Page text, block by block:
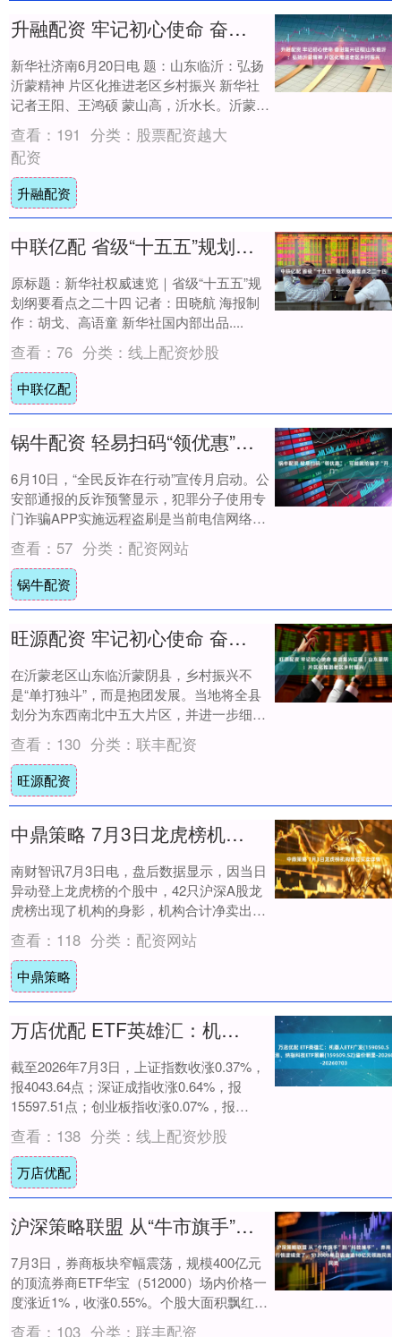
升融配资 牢记初心使命 奋进复兴征程|山东临沂：弘扬沂蒙精神 片区化推进老区乡村振兴
新华社济南6月20日电 题：山东临沂：弘扬
沂蒙精神 片区化推进老区乡村振兴 新华社
记者王阳、王鸿硕 蒙山高，沂水长。沂蒙革
命老区是一片红色热土，革命战争年代，
曾....
查看： 191 分类： 股票配资越大
配资
升融配资
中联亿配 省级“十五五”规划纲要看点之二十四
原标题：新华社权威速览｜省级“十五五”规
划纲要看点之二十四 记者：田晓航 海报制
作：胡戈、高语童 新华社国内部出品....
查看： 76 分类： 线上配资炒股
中联亿配
锅牛配资 轻易扫码“领优惠”，可能就给骗子“开门”
6月10日，“全民反诈在行动”宣传月启动。公
安部通报的反诈预警显示，犯罪分子使用专
门诈骗APP实施远程盗刷是当前电信网络诈
骗犯罪的一大新特点。 近期，恰逢“61....
查看： 57 分类： 配资网站
锅牛配资
旺源配资 牢记初心使命 奋进复兴征程｜山东蒙阴：片区化推进老区乡村振兴
在沂蒙老区山东临沂蒙阴县，乡村振兴不
是“单打独斗”，而是抱团发展。当地将全县
划分为东西南北中五大片区，并进一步细分
为三产融合型、特色农业主导型等5类共41
个功能....
查看： 130 分类： 联丰配资
旺源配资
中鼎策略 7月3日龙虎榜机构席位买卖详情
南财智讯7月3日电，盘后数据显示，因当日
异动登上龙虎榜的个股中，42只沪深A股龙
虎榜出现了机构的身影，机构合计净卖出
177216.61万元，具体来看，机构净买入....
查看： 118 分类： 配资网站
中鼎策略
万店优配 ETF英雄汇：机器人ETF广发(159050.SZ)领涨、纳指科技ETF景顺(159509.SZ)溢价明显-20260703
截至2026年7月3日，上证指数收涨0.37%，
报4043.64点；深证成指收涨0.64%，报
15597.51点；创业板指收涨0.07%，报
4019.93点；两....
查看： 138 分类： 线上配资炒股
万店优配
沪深策略联盟 从“牛市旗手”到“科技捕手”，券商行情逻辑变了，512000单日吸金逾10亿元领跑同类
7月3日，券商板块窄幅震荡，规模400亿元
的顶流券商ETF华宝（512000）场内价格一
度涨近1%，收涨0.55%。个股大面积飘红，
中国银河、财达证券涨超3%，....
查看： 103 分类： 联丰配资